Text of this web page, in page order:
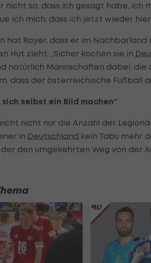
nicht so, dass ich gesagt habe, ich
ich mich, dass ich jetzt wieder hier
hat Royer, dass er im
Hut zieht: „Sicher kochen sie in
natürlich Mannschaften dabei,
dass der österreichische Fußball
sich selbst ein Bild machen“
nicht nur die Anzahl der
in Deutschland kein Tabu mehr
den umgekehrten Weg von der